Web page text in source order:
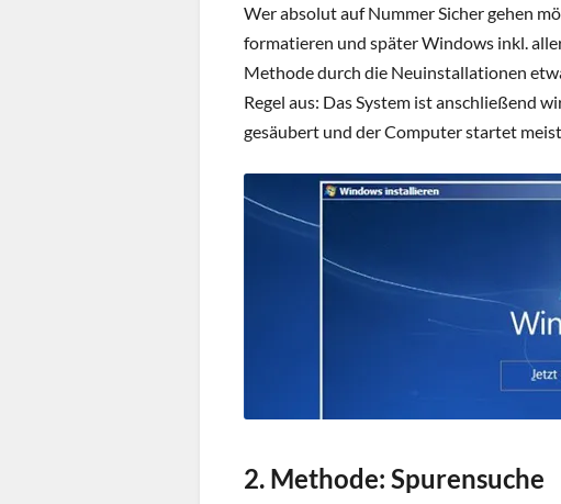
Wer absolut auf Nummer Sicher gehen
formatieren und später Windows inkl.
Methode durch die Neuinstallationen
Regel aus: Das System ist anschließend
gesäubert und der Computer startet
2. Methode: Spurensuche